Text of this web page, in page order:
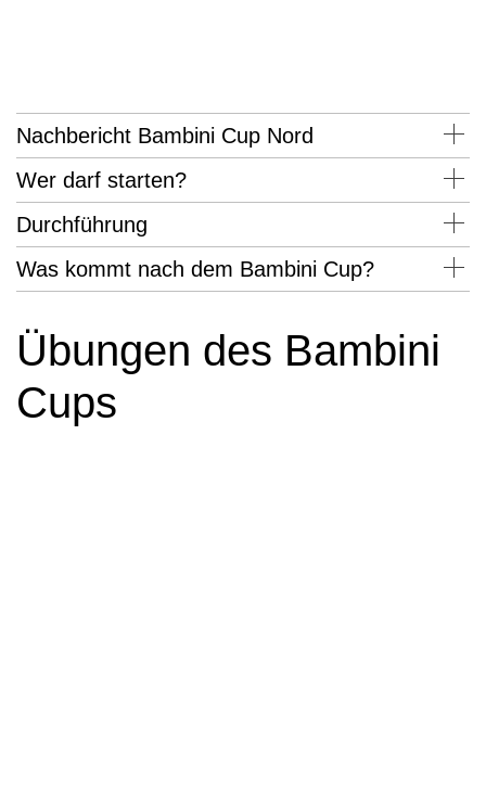
Nachbericht Bambini Cup Nord
Wer darf starten?
Durchführung
Was kommt nach dem Bambini Cup?
Übungen des Bambini
Cups